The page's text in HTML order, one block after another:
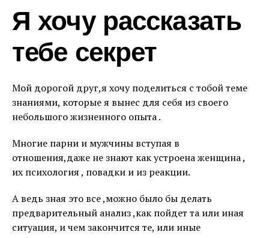
Я хочу рассказать
тебе секрет
Мой дорогой друг,я хочу поделиться с тобой теме
знаниями, которые я вынес для себя из своего
небольшого жизненного опыта .
Многие парни и мужчины вступая в
отношения,даже не знают как устроена женщина ,
их психология , повадки и из реакции.
А ведь зная это все ,можно было бы делать
предварительный анализ ,как пойдет та или иная
ситуация, и чем закончится те, или иные